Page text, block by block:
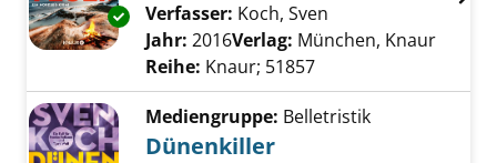
Exemplar-Details von Dünenfeuer anzeigen
Verfasser: Koch, Sven
Jahr: 2016Verlag: München, Knaur
Reihe: Knaur; 51857
Mediengruppe: Belletristik
Dünenkiller